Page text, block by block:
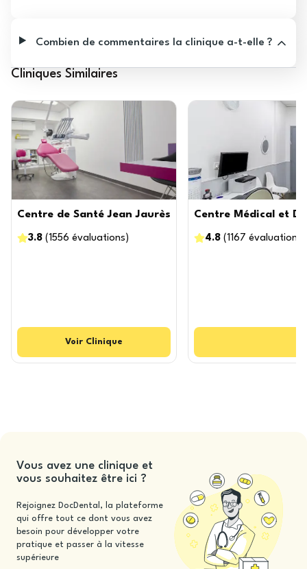
Combien de commentaires la clinique a-t-elle ?
Cliniques Similaires
Centre de Santé Jean Jaurès
3.8 (1556 évaluations )
Voir Clinique
Centre Médical et
4.8 (1167 évaluations
Vous avez une clinique et
vous souhaitez être ici ?
Rejoignez DocDental, la plateforme
qui offre tout ce dont vous avez
besoin pour développer votre
pratique et passer à la vitesse
supérieure